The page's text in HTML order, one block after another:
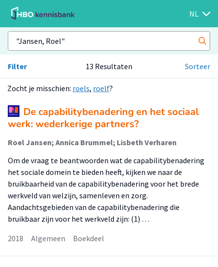
NL
Filter 13 Resultaten Sorteer
Zocht je misschien: roels, roelf?
De capabilitybenadering en het sociaal
werk: wederkerige partners?
Roel Jansen; Annica Brummel; Lisbeth Verharen
Om de vraag te beantwoorden wat de capabilitybenadering
het sociale domein te bieden heeft, kijken we naar de
bruikbaarheid van de capabilitybenadering voor het brede
werkveld van welzijn, samenleven en zorg.
Aandachtsgebieden van de capabilitybenadering die
bruikbaar zijn voor het werkveld zijn: (1) …
2018
Algemeen Boekdeel